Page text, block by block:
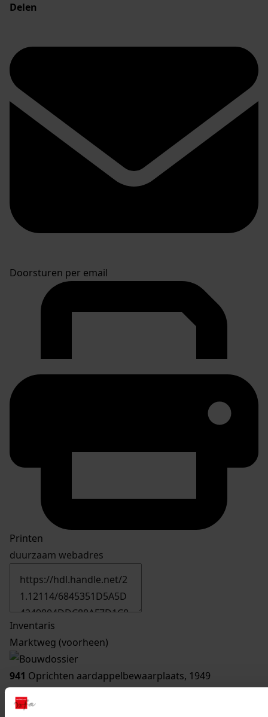
Delen
Doorsturen per email
Printen
duurzaam webadres
Inventaris
Marktweg (voorheen)
941 Oprichten aardappelbewaarplaats, 1949
Datering:
1949